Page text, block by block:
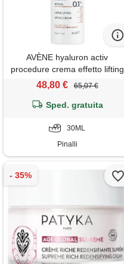
AVÈNE hyaluron activ
procedure crema effetto lifting
30ml - crema viso giorno
48,80 € 65,07 €
Sped. gratuita
30ML
Pinalli